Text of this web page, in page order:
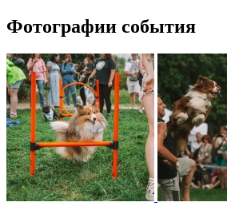
Фотографии события